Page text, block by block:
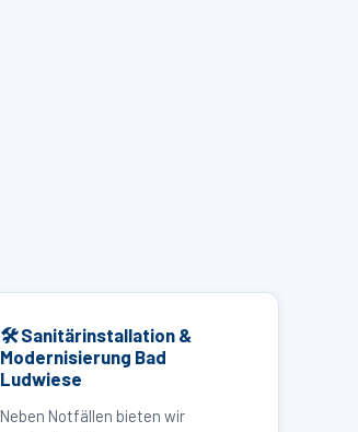
🛠 Sanitärinstallation &
Modernisierung Bad
Ludwiese
Neben Notfällen bieten wir